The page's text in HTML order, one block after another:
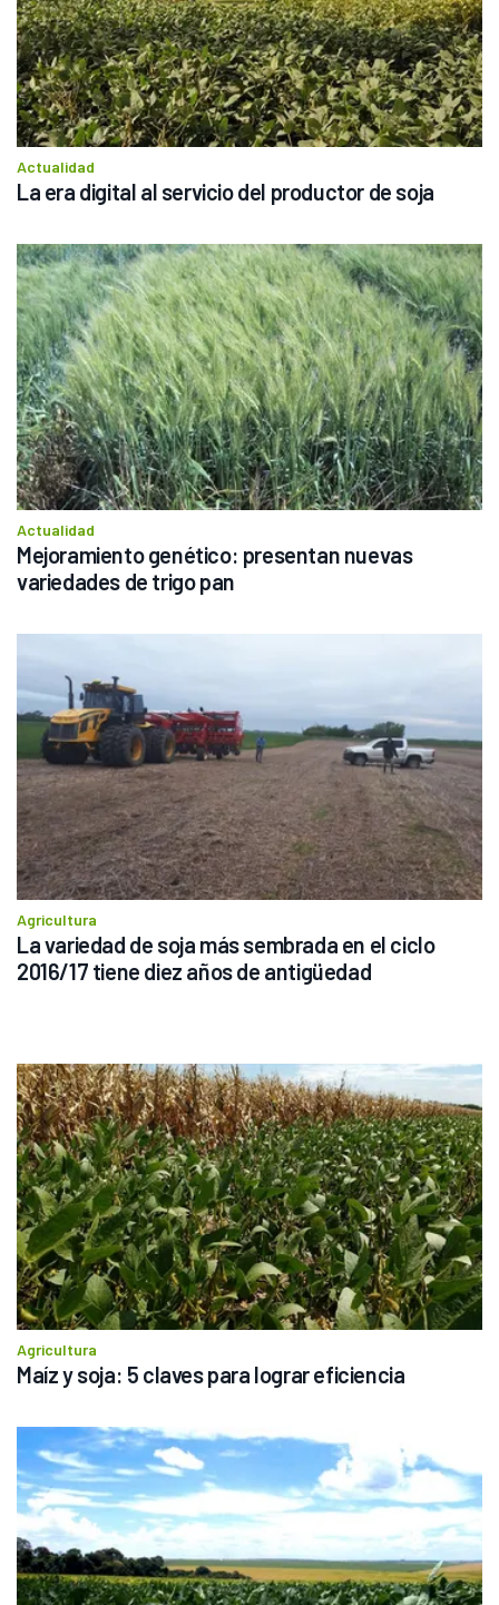
Actualidad
La era digital al servicio del productor de soja
Actualidad
Mejoramiento genético: presentan nuevas
variedades de trigo pan
Agricultura
La variedad de soja más sembrada en el ciclo
2016/17 tiene diez años de antigüedad
Agricultura
Maíz y soja: 5 claves para lograr eficiencia